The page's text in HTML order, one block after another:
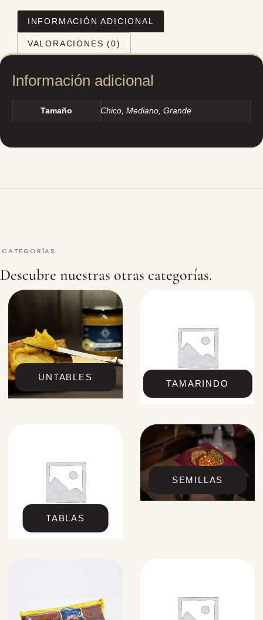
INFORMACIÓN ADICIONAL
VALORACIONES (0)
Información adicional
Tamaño Chico, Mediano, Grande
CATEGORÍAS
Descubre nuestras otras categorías.
UNTABLES
TAMARINDO
TABLAS
SEMILLAS